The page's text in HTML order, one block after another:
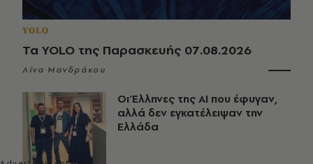
YOLO
Τα YOLO της Παρασκευής 07.08.2026
Λίνα Μανδράκου
Οι Έλληνες της ΑΙ που έφυγαν,
αλλά δεν εγκατέλειψαν την
Ελλάδα